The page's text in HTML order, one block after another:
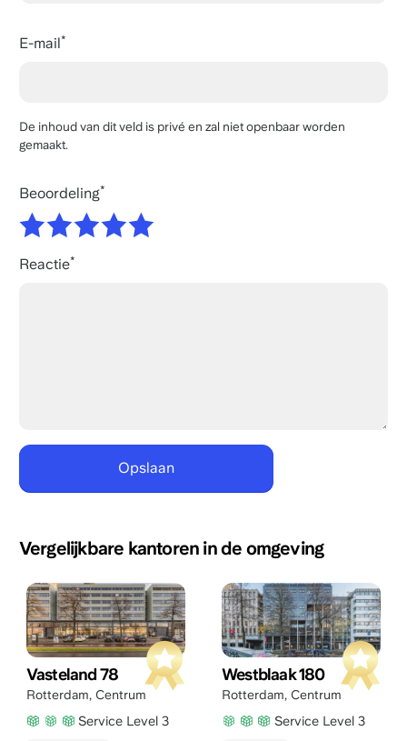
E-mail
De inhoud van dit veld is privé en zal niet openbaar worden
gemaakt.
Beoordeling
Reactie
Vergelijkbare kantoren in de omgeving
Vasteland 78
Rotterdam, Centrum
Service Level 3
Westblaak 180
Rotterdam, Centrum
Service Level 3